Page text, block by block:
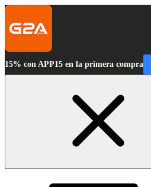
15% con APP15 en la primera compra